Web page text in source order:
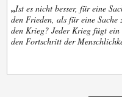
„Ist es nicht besser, für eine
den Frieden, als für eine
den Krieg? Jeder Krieg fügt
den Fortschritt der